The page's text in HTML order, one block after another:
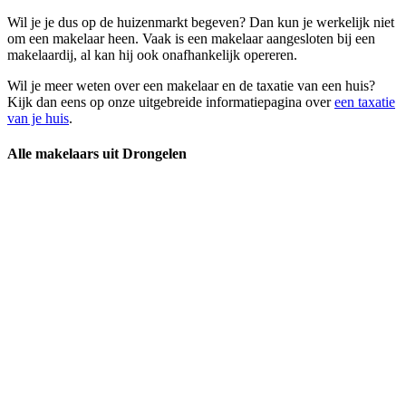
Wil je je dus op de huizenmarkt begeven? Dan kun je werkelijk niet
om een makelaar heen. Vaak is een makelaar aangesloten bij een
makelaardij, al kan hij ook onafhankelijk opereren.
Wil je meer weten over een makelaar en de taxatie van een huis?
Kijk dan eens op onze uitgebreide informatiepagina overeen taxatie
van je huis.
Alle makelaars uit Drongelen